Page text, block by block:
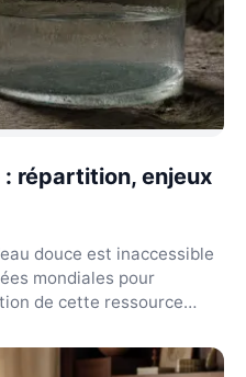
répartition, enjeux
douce est inaccessible
mondiales pour
de cette ressource